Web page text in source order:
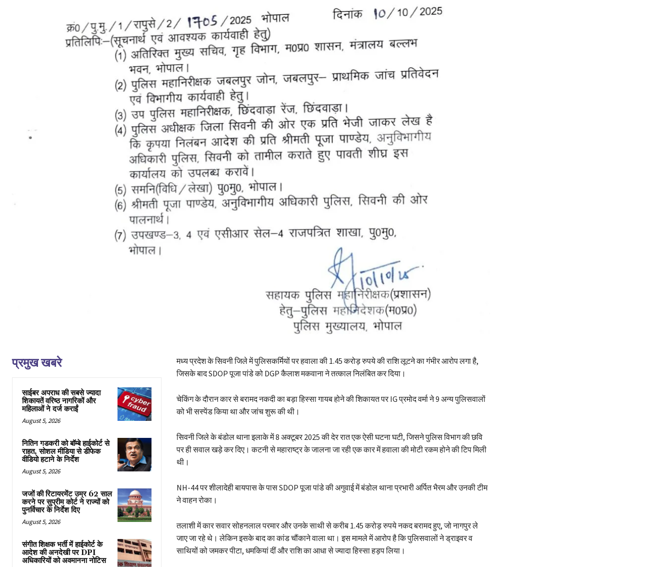
प्रमुख खबरे
साईबर अपराध की सबसे ज्यादा
शिकायतें वरिष्ठ नागरिकों और
महिलाओं ने दर्ज कराईं
August 5, 2026
नितिन गडकरी को बॉम्बे हाईकोर्ट से
राहत, सोशल मीडिया से डीफेक
वीडियो हटाने के निर्देश
August 5, 2026
जजों की रिटायरमेंट उम्र 62 साल
करने पर सुप्रीम कोर्ट ने राज्यों को
पुनर्विचार के निर्देश दिए
August 5, 2026
संगीत शिक्षक भर्ती में हाईकोर्ट के
आदेश की अनदेखी पर DPI
अधिकारियों को अवमानना नोटिस
मध्य प्रदेश के सिवनी जिले में पुलिसकर्मियों पर हवाला की 1.45 करोड़ रुपये की राशि लूटने का गंभीर आरोप लगा है,
जिसके बाद SDOP पूजा पांडे को DGP कैलाश मकवाना ने तत्काल निलंबित कर दिया।
चेकिंग के दौरान कार से बरामद नकदी का बड़ा हिस्सा गायब होने की शिकायत पर IG प्रमोद वर्मा ने 9 अन्य पुलिसवालों
को भी सस्पेंड किया था और जांच शुरू की थी।
सिवनी जिले के बंडोल थाना इलाके में 8 अक्टूबर 2025 की देर रात एक ऐसी घटना घटी, जिसने पुलिस विभाग की छवि
पर ही सवाल खड़े कर दिए। कटनी से महाराष्ट्र के जालना जा रही एक कार में हवाला की मोटी रकम होने की टिप मिली
थी।
NH-44 पर शीलादेही बायपास के पास SDOP पूजा पांडे की अगुवाई में बंडोल थाना प्रभारी अर्पित भैरम और उनकी टीम
ने वाहन रोका।
तलाशी में कार सवार सोहनलाल परमार और उनके साथी से करीब 1.45 करोड़ रुपये नकद बरामद हुए, जो नागपुर ले
जाए जा रहे थे। लेकिन इसके बाद का कांड चौंकाने वाला था। इस मामले में आरोप है कि पुलिसवालों ने ड्राइवर व
साथियों को जमकर पीटा, धमकियां दीं और राशि का आधा से ज्यादा हिस्सा हड़प लिया।